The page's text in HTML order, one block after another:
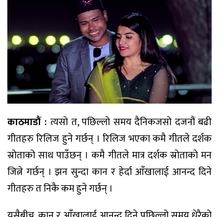
काठमाडौं : त्यसो त, पछिल्लो समय दैनिकजसो दजनौं बढी
गीतहरु रिलिज हुने गर्छन् । रिलिज भएका कमै गीतले दर्शक
स्रोताको साथ पाउँछन् । कमै गीतले मात्र दर्शक स्रोताको मन
जित्ने गर्छन् । झन सुन्दा कान र हेर्दा आँखालाई आनन्द दिने
गीतहरु त निकै कम हुने गर्छन् ।